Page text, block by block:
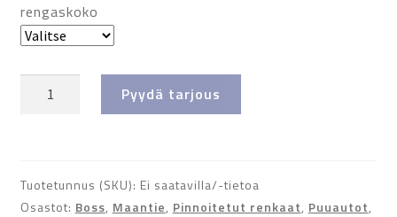
rengaskoko
Boss
määrä
Pyydä tarjous
Tuotetunnus (SKU): Ei saatavilla/-tietoa
Osastot: Boss, Maantie, Pinnoitetut renkaat, Puuautot,